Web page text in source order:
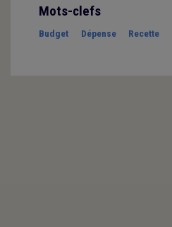
Mots-clefs
Budget Dépense Recette